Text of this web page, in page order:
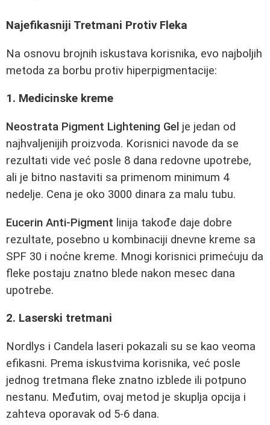
Najefikasniji Tretmani Protiv Fleka
Na osnovu brojnih iskustava korisnika, evo najboljih
metoda za borbu protiv hiperpigmentacije:
1. Medicinske kreme
Neostrata Pigment Lightening Gel je jedan od
najhvaljenijih proizvoda. Korisnici navode da se
rezultati vide već posle 8 dana redovne upotrebe,
ali je bitno nastaviti sa primenom minimum 4
nedelje. Cena je oko 3000 dinara za malu tubu.
Eucerin Anti-Pigment linija takođe daje dobre
rezultate, posebno u kombinaciji dnevne kreme sa
SPF 30 i noćne kreme. Mnogi korisnici primećuju da
fleke postaju znatno blede nakon mesec dana
upotrebe.
2. Laserski tretmani
Nordlys i Candela laseri pokazali su se kao veoma
efikasni. Prema iskustvima korisnika, već posle
jednog tretmana fleke znatno izblede ili potpuno
nestanu. Međutim, ovaj metod je skuplja opcija i
zahteva oporavak od 5-6 dana.